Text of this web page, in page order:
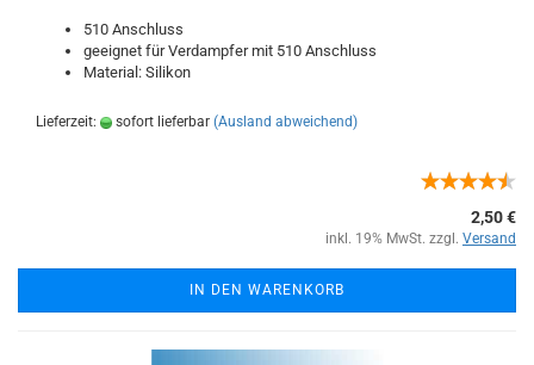
510 Anschluss
geeignet für Verdampfer mit 510 Anschluss
Material: Silikon
Lieferzeit: sofort lieferbar (Ausland abweichend)
2,50 €
inkl. 19% MwSt. zzgl. Versand
IN DEN WARENKORB